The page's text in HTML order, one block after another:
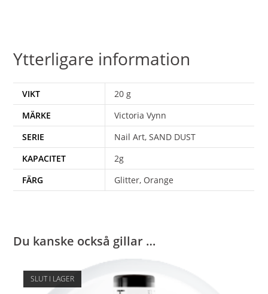
Ytterligare information
VIKT
20 g
MÄRKE
Victoria Vynn
SERIE
Nail Art, SAND DUST
KAPACITET
2g
FÄRG
Glitter, Orange
Du kanske också gillar …
SLUT I LAGER